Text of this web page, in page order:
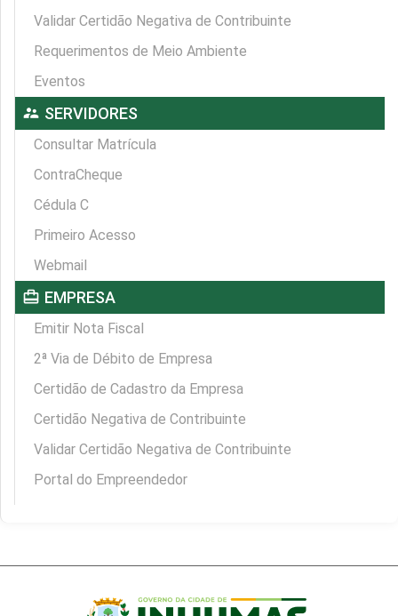
Validar Certidão Negativa de Contribuinte
Requerimentos de Meio Ambiente
Eventos
supervisor_account SERVIDORES
Consultar Matrícula
ContraCheque
Cédula C
Primeiro Acesso
Webmail
card_travel EMPRESA
Emitir Nota Fiscal
2ª Via de Débito de Empresa
Certidão de Cadastro da Empresa
Certidão Negativa de Contribuinte
Validar Certidão Negativa de Contribuinte
Portal do Empreendedor